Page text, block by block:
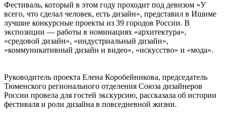
Фестиваль, который в этом году проходит под девизом «У
всего, что сделал человек, есть дизайн», представил в Ишиме
лучшие конкурсные проекты из 39 городов России. В
экспозиции — работы в номинациях «архитектура»,
«средовой дизайн», «индустриальный дизайн»,
«коммуникативный дизайн и видео», «искусство» и «мода».
Руководитель проекта Елена Коробейникова, председатель
Тюменского регионального отделения Союза дизайнеров
России провела для гостей экскурсию, рассказала об истории
фестиваля и роли дизайна в повседневной жизни.